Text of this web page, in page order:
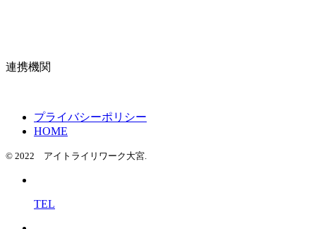
連携機関
プライバシーポリシー
HOME
© 2022 アイトライリワーク大宮.
TEL